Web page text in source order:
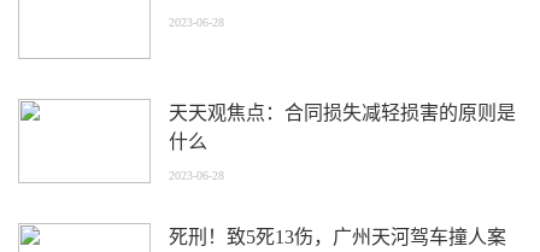
2023-06-28
天天观焦点：合同损失减轻损害的原则是
什么
2023-06-28
死刑！致5死13伤，广州天河驾车撞人案